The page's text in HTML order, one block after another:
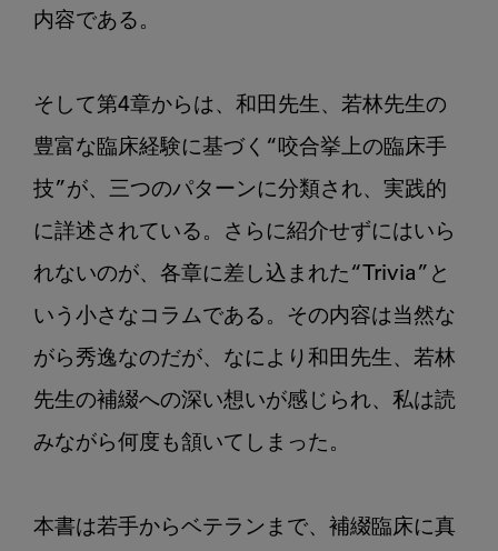
内容である。
そして第4章からは、和田先生、若林先生の
豊富な臨床経験に基づく“咬合挙上の臨床手
技”が、三つのパターンに分類され、実践的
に詳述されている。さらに紹介せずにはいら
れないのが、各章に差し込まれた“Trivia”と
いう小さなコラムである。その内容は当然な
がら秀逸なのだが、なにより和田先生、若林
先生の補綴への深い想いが感じられ、私は読
みながら何度も頷いてしまった。
本書は若手からベテランまで、補綴臨床に真